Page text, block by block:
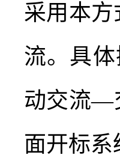
采用本
流。具
动交流—
面开标系